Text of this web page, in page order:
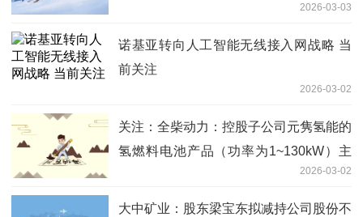
2026-03-03
诺基亚转向人工智能无线接入网战略 当
前关注
2026-03-02
关注：全柴动力：控股子公司元隽氢能的
氢燃料电池产品（功率为1~130kW）主
要适用于交通、叉车、储能等领域2026-03-02
大中矿业：股东梁宝东拟减持公司股份不